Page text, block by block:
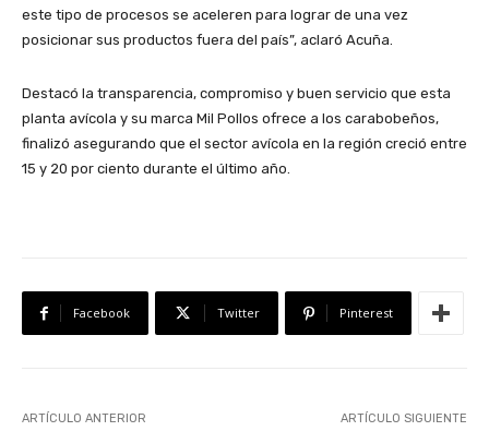
este tipo de procesos se aceleren para lograr de una vez
posicionar sus productos fuera del país”, aclaró Acuña.
Destacó la transparencia, compromiso y buen servicio que esta
planta avícola y su marca Mil Pollos ofrece a los carabobeños,
finalizó asegurando que el sector avícola en la región creció entre
15 y 20 por ciento durante el último año.
Facebook Twitter Pinterest
ARTÍCULO ANTERIOR ARTÍCULO SIGUIENTE